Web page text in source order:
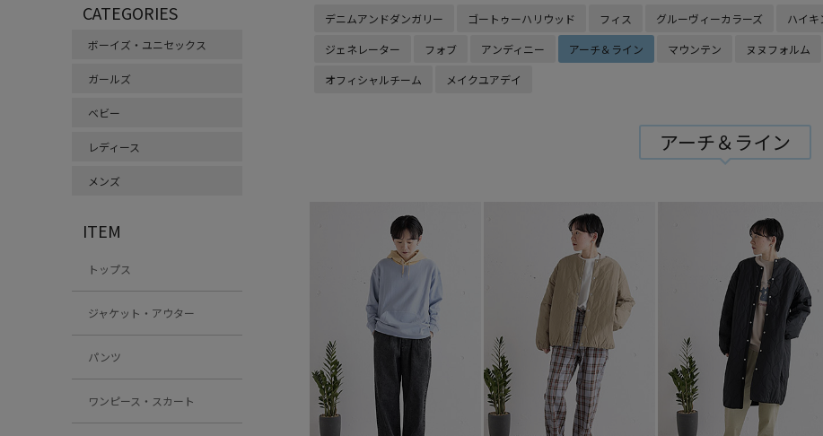
CATEGORIES
ボーイズ・ユニセックス
ガールズ
ベビー
レディース
メンズ
ITEM
トップス
ジャケット・アウター
パンツ
ワンピース・スカート
デニムアンドダンガリー
ゴートゥーハリウッド フィス グルーヴィーカラーズ ハイキ
ジェネレーター
フォブ アンディニー アーチ＆ライン マウンテン ヌヌフォルム
オフィシャルチーム
メイクユアデイ
アーチ＆ライン